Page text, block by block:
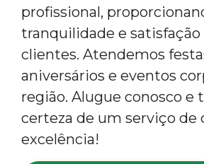
profissional,
tranquilidade e satisfação
clientes. Atendemos
aniversários e eventos
região. Alugue conosco e
certeza de um serviço de
excelência!